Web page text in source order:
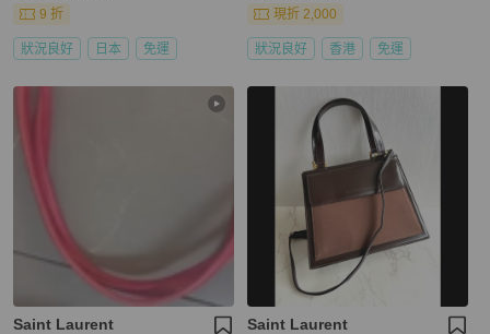
9 折
狀況良好 日本 免運
現折 2,000
狀況良好 香港 免運
Saint Laurent Saint Laurent